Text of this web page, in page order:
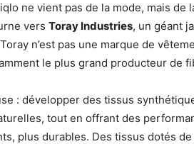
ne vient pas de la mode, mais de
vers Toray Industries, un géant
n’est pas une marque de
le plus grand producteur de
: développer des tissus
tout en offrant des
plus durables. Des tissus dotés